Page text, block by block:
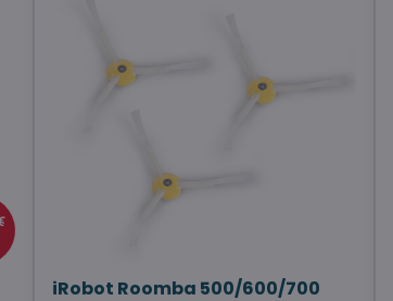
iRobot Roomba 500/600/700